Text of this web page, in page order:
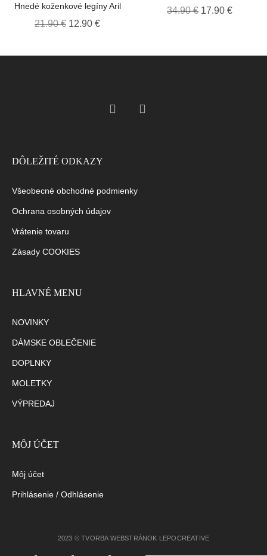
Hnedé koženkové legíny Aril
21.90€ 12.90€
34.90€ 17.90 €
DÔLEŽITÉ ODKAZY
Všeobecné obchodné podmienky
Ochrana osobných údajov
Vrátenie tovaru
Zásady COOKIES
HLAVNÉ MENU
NOVINKY
DÁMSKE OBLEČENIE
DOPLNKY
MOLETKY
VÝPREDAJ
MÔJ ÚČET
Môj účet
Prihlásenie / Odhlásenie
2023 © TVORBA WEBSTRÁNOK LEPOCREATIVE